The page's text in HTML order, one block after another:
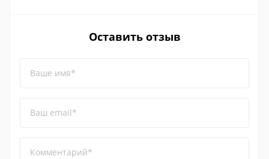
Оставить отзыв
Ваше имя*
Ваш email*
Комментарий*